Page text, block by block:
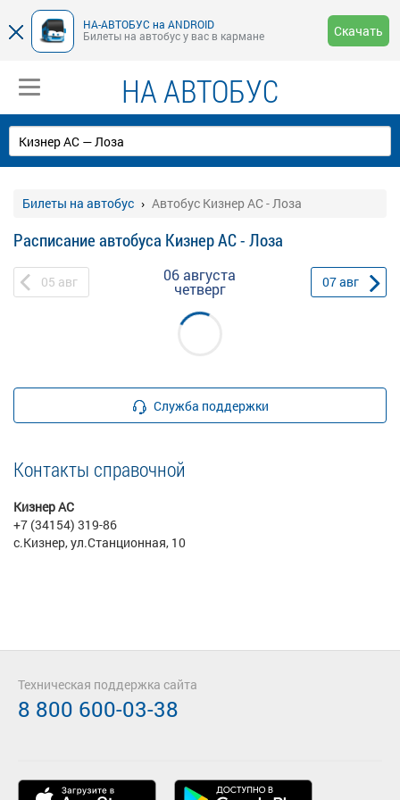
НА-АВТОБУС на ANDROID
Билеты на автобус у вас в кармане
Скачать
НА АВТОБУС
Билеты на автобус Автобус Кизнер АС - Лоза
Расписание автобуса Кизнер АС - Лоза
05 авг 06 августа
четверг 07авг
Служба поддержки
Контакты справочной
Кизнер АС
+7 (34154) 319-86
с.Кизнер, ул.Станционная, 10
Техническая поддержка сайта
8 800 600-03-38